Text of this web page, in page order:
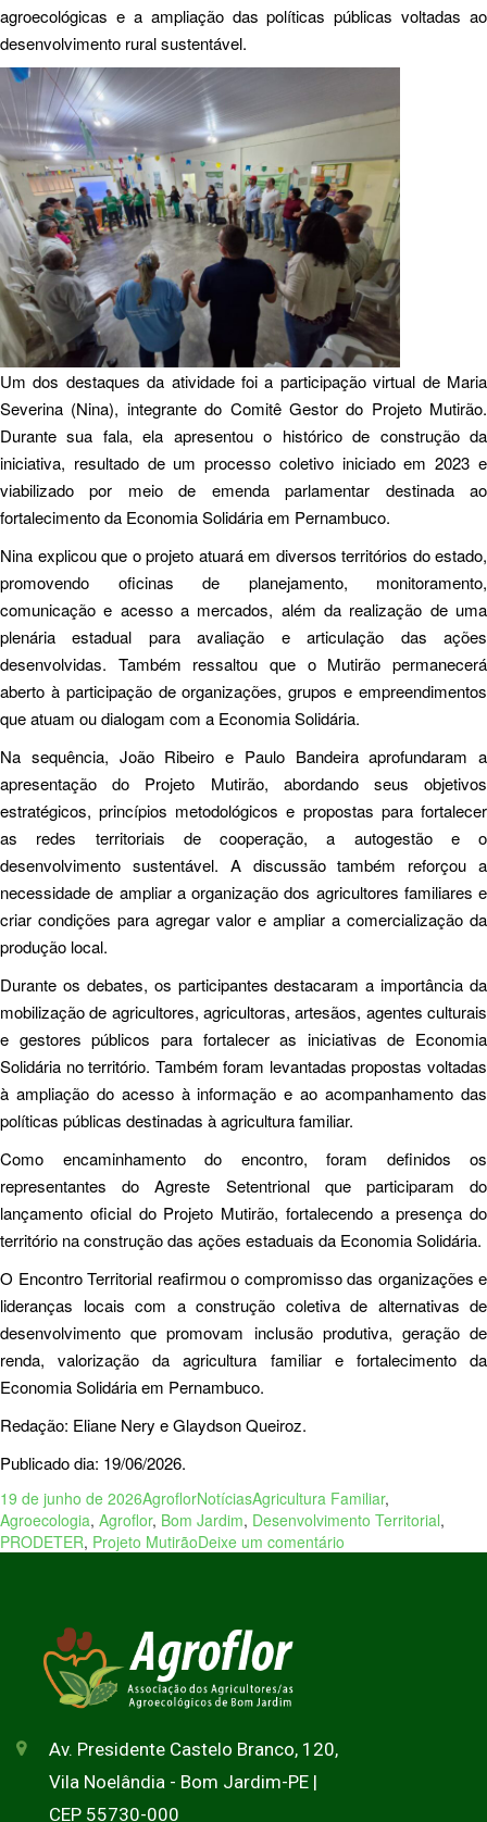
agroecológicas e a ampliação das políticas públicas voltadas ao
desenvolvimento rural sustentável.
Um dos destaques da atividade foi a participação virtual de Maria
Severina (Nina), integrante do Comitê Gestor do Projeto Mutirão.
Durante sua fala, ela apresentou o histórico de construção da
iniciativa, resultado de um processo coletivo iniciado em 2023 e
viabilizado por meio de emenda parlamentar destinada ao
fortalecimento da Economia Solidária em Pernambuco.
Nina explicou que o projeto atuará em diversos territórios do estado,
promovendo oficinas de planejamento, monitoramento,
comunicação e acesso a mercados, além da realização de uma
plenária estadual para avaliação e articulação das ações
desenvolvidas. Também ressaltou que o Mutirão permanecerá
aberto à participação de organizações, grupos e empreendimentos
que atuam ou dialogam com a Economia Solidária.
Na sequência, João Ribeiro e Paulo Bandeira aprofundaram a
apresentação do Projeto Mutirão, abordando seus objetivos
estratégicos, princípios metodológicos e propostas para fortalecer
as redes territoriais de cooperação, a autogestão e o
desenvolvimento sustentável. A discussão também reforçou a
necessidade de ampliar a organização dos agricultores familiares e
criar condições para agregar valor e ampliar a comercialização da
produção local.
Durante os debates, os participantes destacaram a importância da
mobilização de agricultores, agricultoras, artesãos, agentes culturais
e gestores públicos para fortalecer as iniciativas de Economia
Solidária no território. Também foram levantadas propostas voltadas
à ampliação do acesso à informação e ao acompanhamento das
políticas públicas destinadas à agricultura familiar.
Como encaminhamento do encontro, foram definidos os
representantes do Agreste Setentrional que participaram do
lançamento oficial do Projeto Mutirão, fortalecendo a presença do
território na construção das ações estaduais da Economia Solidária.
O Encontro Territorial reafirmou o compromisso das organizações e
lideranças locais com a construção coletiva de alternativas de
desenvolvimento que promovam inclusão produtiva, geração de
renda, valorização da agricultura familiar e fortalecimento da
Economia Solidária em Pernambuco.
Redação: Eliane Nery e Glaydson Queiroz.
Publicado dia: 19/06/2026.
19 de junho de 2026AgroflorNotíciasAgricultura Familiar,
Agroecologia, Agroflor, Bom Jardim, Desenvolvimento Territorial,
PRODETER, Projeto MutirãoDeixe um comentário
Av. Presidente Castelo Branco, 120,
Vila Noelândia - Bom Jardim-PE |
CEP 55730-000